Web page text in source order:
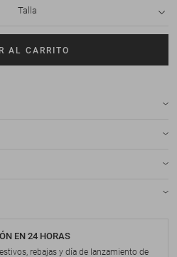
Talla
AL CARRITO
EN 24 HORAS
rebajas y día de lanzamiento de